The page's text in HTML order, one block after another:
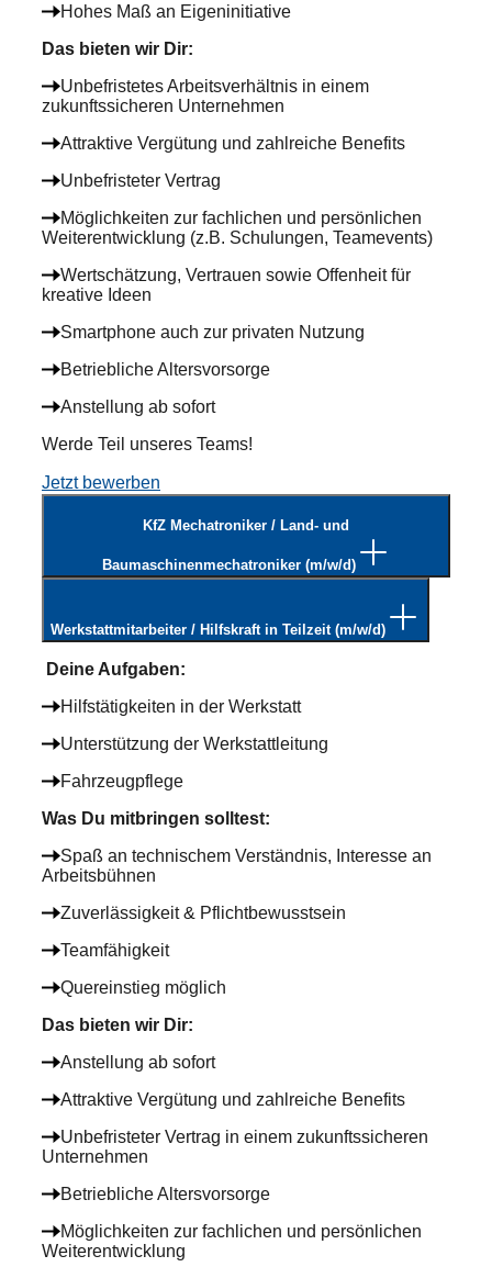
Hohes Maß an Eigeninitiative
Das bieten wir Dir:
Unbefristetes Arbeitsverhältnis in einem
zukunftssicheren Unternehmen
Attraktive Vergütung und zahlreiche Benefits
Unbefristeter Vertrag
Möglichkeiten zur fachlichen und persönlichen
Weiterentwicklung (z.B. Schulungen, Teamevents)
Wertschätzung, Vertrauen sowie Offenheit für
kreative Ideen
Smartphone auch zur privaten Nutzung
Betriebliche Altersvorsorge
Anstellung ab sofort
Werde Teil unseres Teams!
Jetzt bewerben
KfZ Mechatroniker / Land- und
Baumaschinenmechatroniker (m/w/d)
Werkstattmitarbeiter / Hilfskraft in Teilzeit (m/w/d)
Deine Aufgaben:
Hilfstätigkeiten in der Werkstatt
Unterstützung der Werkstattleitung
Fahrzeugpflege
Was Du mitbringen solltest:
Spaß an technischem Verständnis, Interesse an
Arbeitsbühnen
Zuverlässigkeit & Pflichtbewusstsein
Teamfähigkeit
Quereinstieg möglich
Das bieten wir Dir:
Anstellung ab sofort
Attraktive Vergütung und zahlreiche Benefits
Unbefristeter Vertrag in einem zukunftssicheren
Unternehmen
Betriebliche Altersvorsorge
Möglichkeiten zur fachlichen und persönlichen
Weiterentwicklung